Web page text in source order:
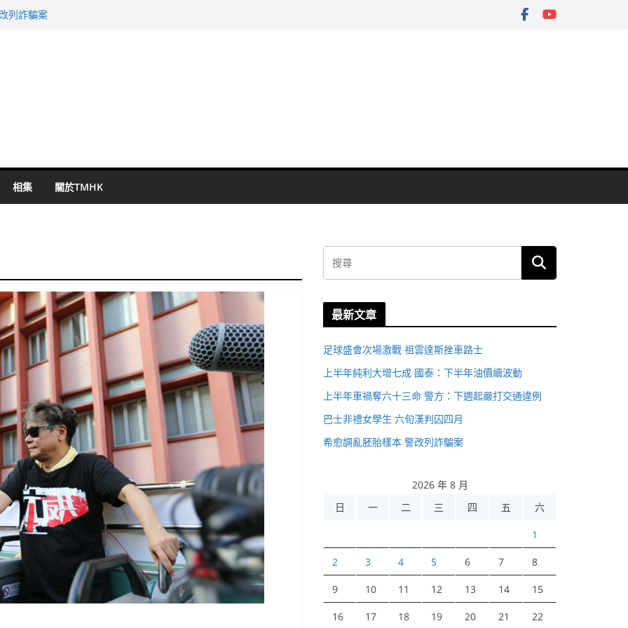
列詐騙案
相集 關於TMHK
最新文章
足球盛會次場激戰 祖雲達斯挫車路士
上半年純利大增七成 國泰：下半年油價續波動
上半年車禍奪六十三命 警方：下週起嚴打交通違例
巴士非禮女學生 六旬漢判囚四月
希愈調亂胚胎樣本 警改列詐騙案
2026 年 8 月
日
一 二 三 四 五 六
1
2 3 4 5 6 7 8
9 10 11 12 13 14 15
16 17 18 19 20 21 22